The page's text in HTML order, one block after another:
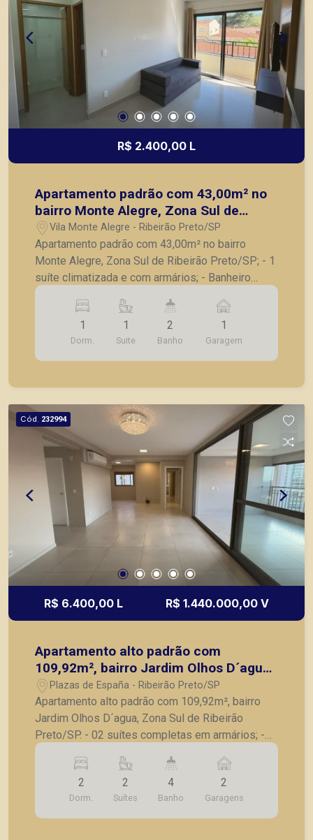
R$ 2.400,00 L
Apartamento padrão com 43,00m² no
bairro Monte Alegre, Zona Sul de
Ribeirão Preto/SP;
Vila Monte Alegre - Ribeirão Preto/SP
Apartamento padrão com 43,00m² no bairro
Monte Alegre, Zona Sul de Ribeirão Preto/SP; - 1
suíte climatizada e com armários; - Banheiro
social; - Sala com sofá, painel e tv; - Cozinha com
armários, fogão, microondas e geladeira; - Área
de serviços; - 1 vaga de garagem. A Piramid tem
como objetivo atender seus clientes com
agilidade e segurança, em locação, vendas de
Preto.
1
Dorm.
1
Suite
2
Banho
1
Garagem
Cód. 232994
R$ 6.400,00 L R$ 1.440.000,00 V
Apartamento alto padrão com
109,92m², bairro Jardim Olhos D´agua,
Zona Sul de Ribeirão Preto/SP.
Plazas de España - Ribeirão Preto/SP
Apartamento alto padrão com 109,92m², bairro
Jardim Olhos D´agua, Zona Sul de Ribeirão
Preto/SP. - 02 suítes completas em armários; -
Sala para 2 ambientes; - Lavabo; - Varanda
gourmet com churrasqueira e fechada em vidro; -
Cozinha com armários planejados; - Lavanderia; -
2 vagas de garagem. A Piramid tem como
objetivo atender seus clientes com agilidade e
2
Dorm.
2
Suítes
4
Banho
2
Garagens